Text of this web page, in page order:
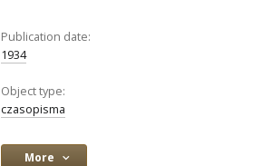
Publication date:
1934
Object type:
czasopisma
More